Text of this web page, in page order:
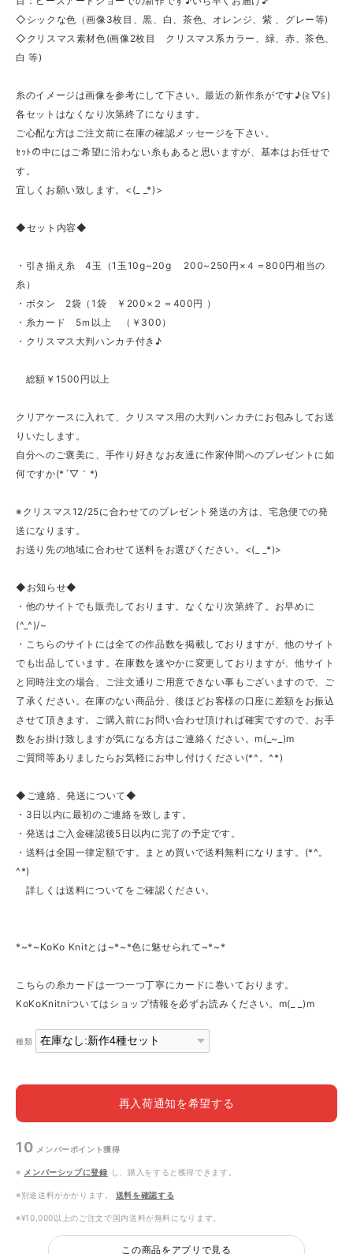
◇シックな色（画像3枚目、黒、白、茶色、オレンジ、紫 、グレー等)
◇クリスマス素材色(画像2枚目 クリスマス系カラー、緑、赤、茶色、
白 等)
糸のイメージは画像を参考にして下さい。最近の新作糸がです♪(≧▽≦)
各セットはなくなり次第終了になります。
ご心配な方はご注文前に在庫の確認メッセージを下さい。
ｾｯﾄの中にはご希望に沿わない糸もあると思いますが、基本はお任せで
す。
宜しくお願い致します。<(_ _*)>
◆セット内容◆
・引き揃え糸 4玉（1玉10g~20g 200~250円×４＝800円相当の
糸）
・ボタン 2袋（1袋 ￥200×２＝400円 ）
・糸カード 5ｍ以上 （￥300）
・クリスマス大判ハンカチ付き♪
総額￥1500円以上
クリアケースに入れて、クリスマス用の大判ハンカチにお包みしてお送
りいたします。
自分へのご褒美に、手作り好きなお友達に作家仲間へのプレゼントに如
何ですか(*´▽｀*)
※クリスマス12/25に合わせてのプレゼント発送の方は、宅急便での発
送になります。
お送り先の地域に合わせて送料をお選びください。<(_ _*)>
◆お知らせ◆
・他のサイトでも販売しております。なくなり次第終了。お早めに
(^_^)/~
・こちらのサイトには全ての作品数を掲載しておりますが、他のサイト
でも出品しています。在庫数を速やかに変更しておりますが、他サイト
と同時注文の場合、ご注文通りご用意できない事もございますので、ご
了承ください。在庫のない商品分、後ほどお客様の口座に差額をお振込
させて頂きます。ご購入前にお問い合わせ頂ければ確実ですので、お手
数をお掛け致しますが気になる方はご連絡ください。m(_~_)m
ご質問等ありましたらお気軽にお申し付けください(*^。^*)
◆ご連絡、発送について◆
・3日以内に最初のご連絡を致します。
・発送はご入金確認後5日以内に完了の予定です。
・送料は全国一律定額です。まとめ買いで送料無料になります。(*^。
^*)
詳しくは送料についてをご確認ください。
*~*~KoKo Knitとは~*~*色に魅せられて~*~*
こちらの糸カードは一つ一つ丁寧にカードに巻いております。
KoKoKnitniついてはショップ情報を必ずお読みください。m(_ _)m
種類
再入荷通知を希望する
10 メンバーポイント獲得
※ メンバーシップに登録 し、購入をすると獲得できます。
※別途送料がかかります。 送料を確認する
※¥10,000以上のご注文で国内送料が無料になります。
この商品をアプリで見る